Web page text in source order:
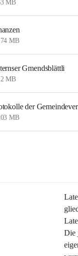
MB
MB
Gmendsblättli
MB
der
MB
Die